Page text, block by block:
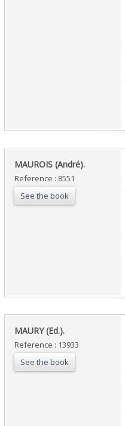
‎MAUROIS (André).‎
Reference : 8551
See the book
‎MAURY (Ed.). ‎
Reference : 13933
See the book